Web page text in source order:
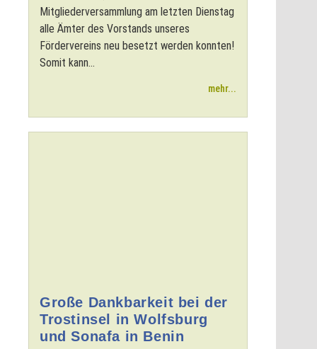
Mitgliederversammlung am letzten Dienstag
alle Ämter des Vorstands unseres
Fördervereins neu besetzt werden konnten!
Somit kann...
mehr...
Große Dankbarkeit bei der
Trostinsel in Wolfsburg
und Sonafa in Benin